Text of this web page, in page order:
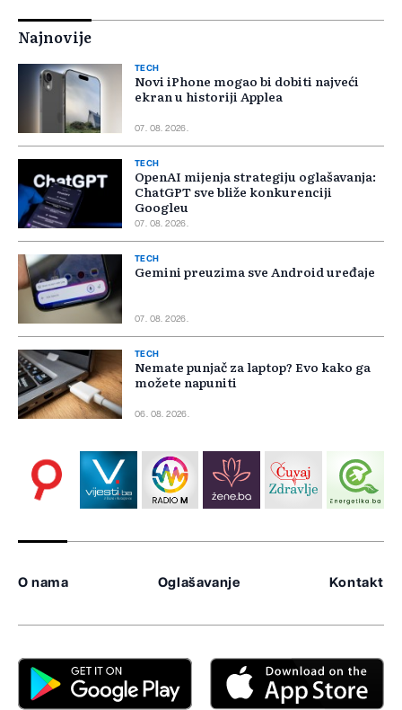
Najnovije
TECH
Novi iPhone mogao bi dobiti najveći
ekran u historiji Applea
07. 08. 2026.
TECH
OpenAI mijenja strategiju oglašavanja:
ChatGPT sve bliže konkurenciji
Googleu
07. 08. 2026.
TECH
Gemini preuzima sve Android uređaje
07. 08. 2026.
TECH
Nemate punjač za laptop? Evo kako ga
možete napuniti
06. 08. 2026.
O nama Oglašavanje Kontakt